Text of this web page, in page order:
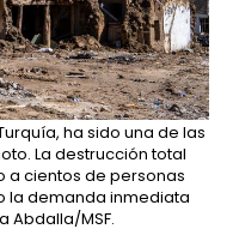
ha sido una de las
La destrucción total
a cientos de personas
la demanda inmediata
Abdalla/MSF.